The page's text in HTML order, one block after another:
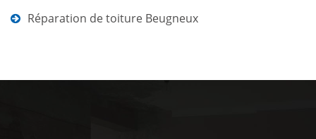
Réparation de toiture Beugneux